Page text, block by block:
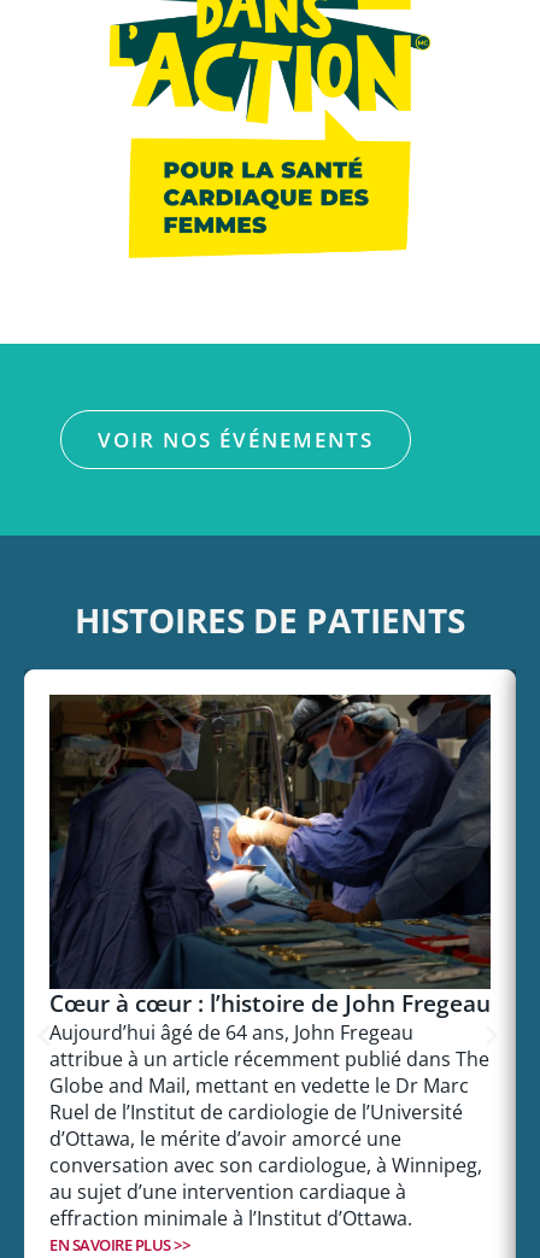
VOIR NOS ÉVÉNEMENTS
HISTOIRES DE PATIENTS
Cœur à cœur : l’histoire de John Fregeau
Aujourd’hui âgé de 64 ans, John Fregeau
attribue à un article récemment publié dans The
Globe and Mail, mettant en vedette le Dr Marc
Ruel de l’Institut de cardiologie de l’Université
d’Ottawa, le mérite d’avoir amorcé une
conversation avec son cardiologue, à Winnipeg,
au sujet d’une intervention cardiaque à
effraction minimale à l’Institut d’Ottawa.
EN SAVOIRE PLUS >>